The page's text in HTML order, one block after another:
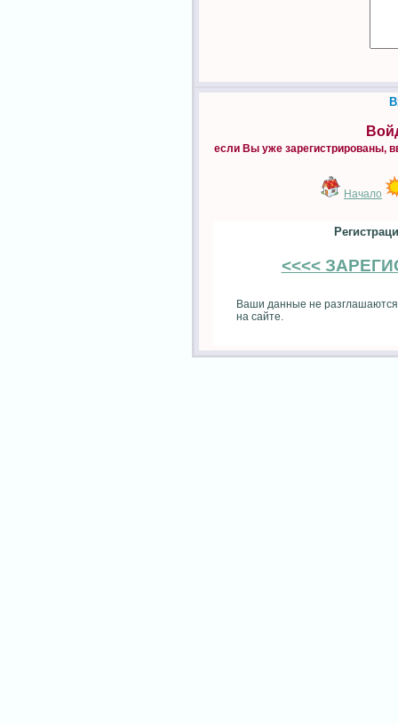
если Вы уже зарегистрированы,
Начало
<<<<
Ваши данные не
на сайте.